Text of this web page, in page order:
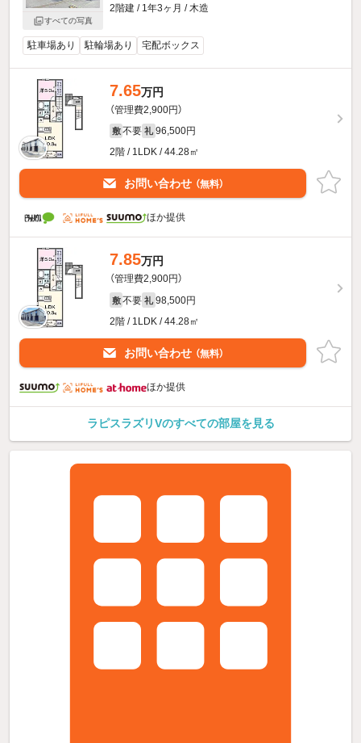
すべての写真
2階建 / 1年3ヶ月 / 木造
駐車場あり 駐輪場あり 宅配ボックス
7.65万円
（管理費2,900円）
敷 不要 礼 96,500円
2階 / 1LDK / 44.28㎡
お問い合わせ （無料）
ほか提供
7.85万円
（管理費2,900円）
敷 不要 礼 98,500円
2階 / 1LDK / 44.28㎡
お問い合わせ （無料）
ほか提供
ラピスラズリVのすべての部屋を見る